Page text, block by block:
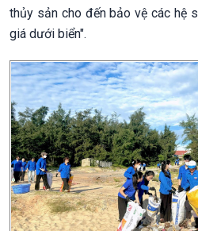
thủy sản cho đến bảo vệ các hệ
giá dưới biển".